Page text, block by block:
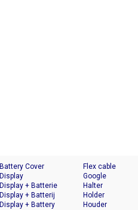
Battery Cover
Display
Display + Batterie
Display + Batterij
Display + Battery
Flex cable
Google
Halter
Holder
Houder